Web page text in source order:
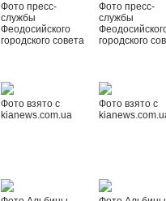
Фото пресс-
службы
Феодосийского
городского совета
Фото пресс-
службы
городского
Фото взято с
kianews.com.ua
Фото взято с